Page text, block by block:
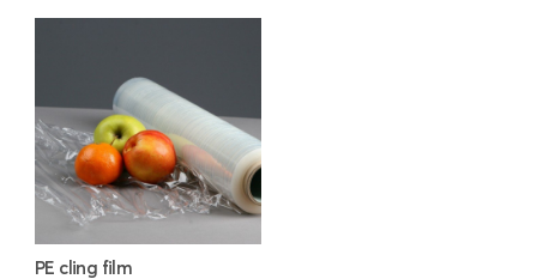
PE cling film